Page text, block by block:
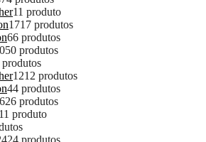
11 produto
1717 produtos
66 produtos
50 produtos
1212 produtos
44 produtos
26 produtos
11 produto
24 produtos